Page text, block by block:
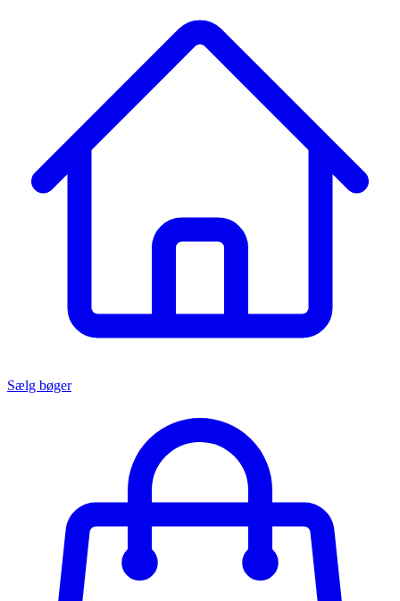
Sælg bøger